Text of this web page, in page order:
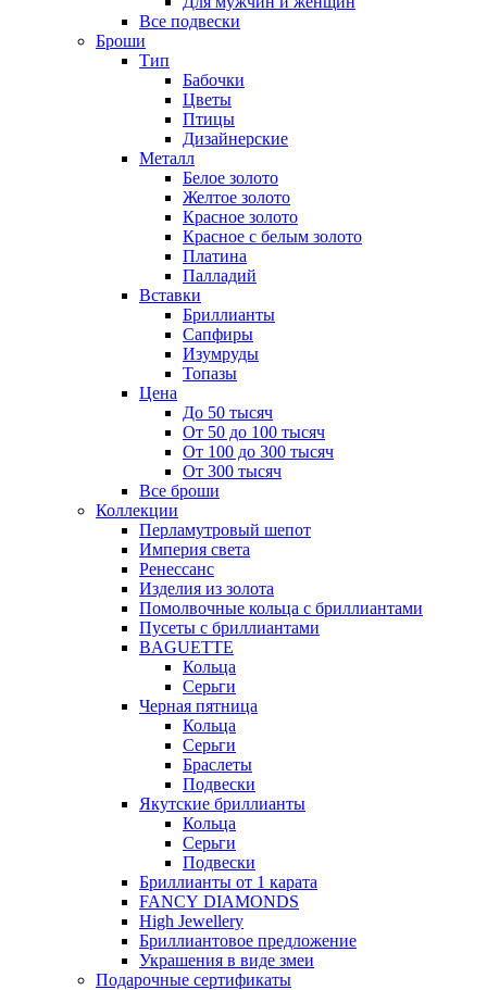
Все подвески
Броши
Тип
Бабочки
Цветы
Птицы
Дизайнерские
Металл
Белое золото
Желтое золото
Красное золото
Красное с белым золото
Платина
Палладий
Вставки
Бриллианты
Сапфиры
Изумруды
Топазы
Цена
До 50 тысяч
От 50 до 100 тысяч
От 100 до 300 тысяч
От 300 тысяч
Все броши
Коллекции
Перламутровый шепот
Империя света
Ренессанс
Изделия из золота
Помолвочные кольца с бриллиантами
Пусеты с бриллиантами
BAGUETTE
Кольца
Серьги
Черная пятница
Кольца
Серьги
Браслеты
Подвески
Якутские бриллианты
Кольца
Серьги
Подвески
Бриллианты от 1 карата
FANCY DIAMONDS
High Jewellery
Бриллиантовое предложение
Украшения в виде змеи
Подарочные сертификаты